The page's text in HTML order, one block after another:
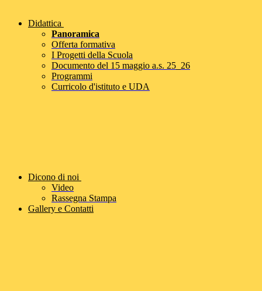
Didattica
Panoramica
Offerta formativa
I Progetti della Scuola
Documento del 15 maggio a.s. 25_26
Programmi
Curricolo d'istituto e UDA
Dicono di noi
Video
Rassegna Stampa
Gallery e Contatti